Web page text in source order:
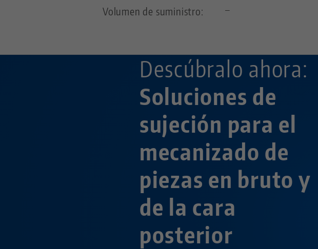
Volumen de suministro: —
Soluciones de
sujeción para el
mecanizado de
piezas en bruto y
de la cara
posterior
Descúbralo ahora: